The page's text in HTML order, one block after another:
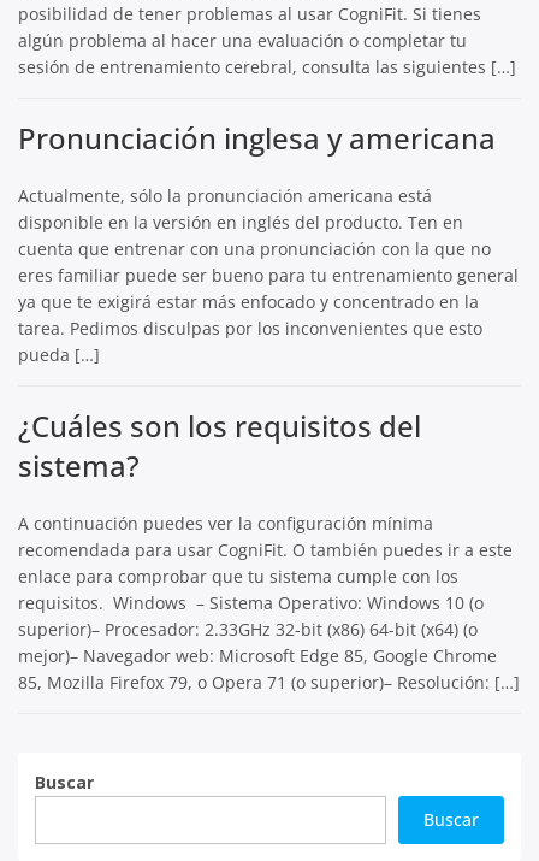
posibilidad de tener problemas al usar CogniFit. Si tienes
algún problema al hacer una evaluación o completar tu
sesión de entrenamiento cerebral, consulta las siguientes […]
Pronunciación inglesa y americana
Actualmente, sólo la pronunciación americana está
disponible en la versión en inglés del producto. Ten en
cuenta que entrenar con una pronunciación con la que no
eres familiar puede ser bueno para tu entrenamiento general
ya que te exigirá estar más enfocado y concentrado en la
tarea. Pedimos disculpas por los inconvenientes que esto
pueda […]
¿Cuáles son los requisitos del
sistema?
A continuación puedes ver la configuración mínima
recomendada para usar CogniFit. O también puedes ir a este
enlace para comprobar que tu sistema cumple con los
requisitos. Windows – Sistema Operativo: Windows 10 (o
superior)– Procesador: 2.33GHz 32-bit (x86) 64-bit (x64) (o
mejor)– Navegador web: Microsoft Edge 85, Google Chrome
85, Mozilla Firefox 79, o Opera 71 (o superior)– Resolución: […]
Buscar
Buscar